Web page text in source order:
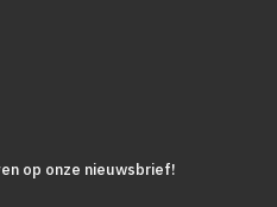
op onze nieuwsbrief!